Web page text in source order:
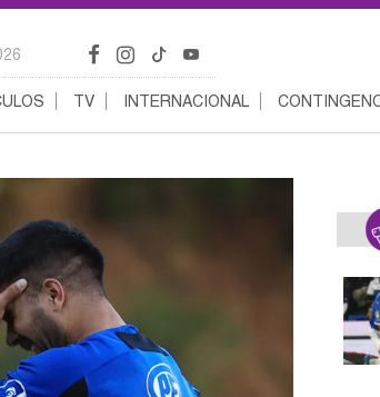
TV INTERNACIONAL